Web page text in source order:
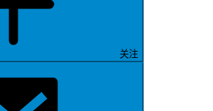
关注